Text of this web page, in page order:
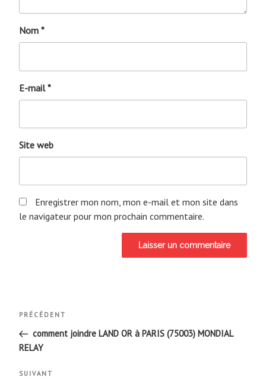
Nom *
E-mail*
Site web
Enregistrer mon nom, mon e-mail et mon site dans
le navigateur pour mon prochain commentaire.
Navigation
de
l’article
Article
précédent
PRÉCÉDENT
comment joindre LAND OR à PARIS (75003) MONDIAL
RELAY
Article
SUIVANT